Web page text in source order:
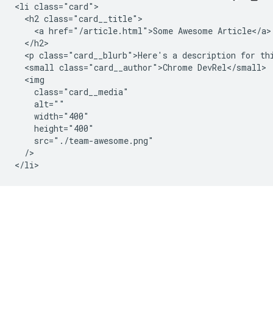
<li class="card">
  <h2 class="card__title">
    <a href="/article.html">Some Awesome Article</a>
  </h2>
<p class="card__blurb">Here's a description for
  <small class="card__author">Chrome DevRel</small>
  <img
    class="card__media"
    alt=""
    width="400"
    height="400"
    src="./team-awesome.png"
  />